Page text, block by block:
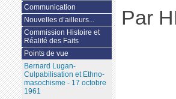
Par
Communication
Nouvelles d’ailleurs...
Commission Histoire et
Réalité des Faits
Points de vue
Bernard Lugan-
Culpabilisation et Ethno-
masochisme - 17 octobre
1961